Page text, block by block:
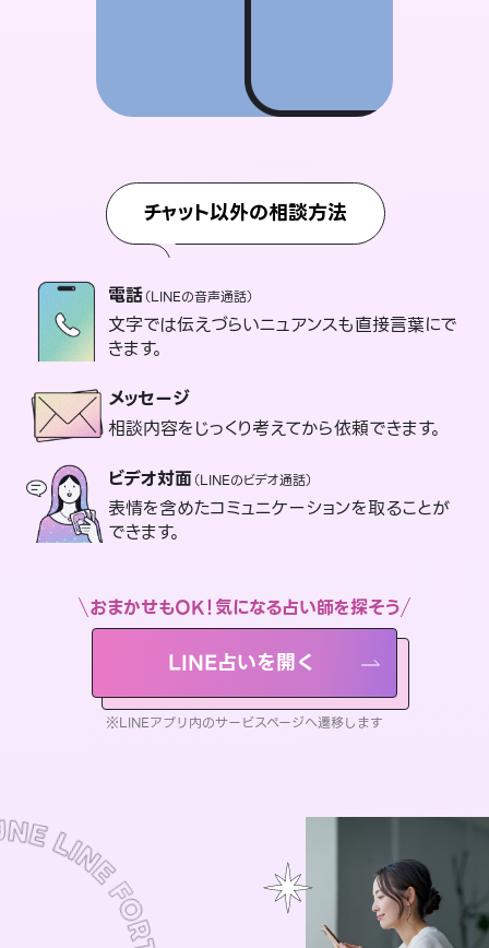
チャット以外の相談方法
電話（LINEの音声通話）
文字では伝えづらいニュアンスも直接言葉にで
きます。
メッセージ
相談内容をじっくり考えてから依頼できます。
ビデオ対面（LINEのビデオ通話）
表情を含めたコミュニケーションを取ることが
できます。
おまかせもOK！気になる占い師を探そう
LINE占いを開く
※LINEアプリ内のサービスページへ遷移します